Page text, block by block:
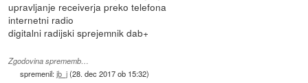
upravljanje receiverja preko telefona
internetni radio
digitalni radijski sprejemnik dab+
Zgodovina sprememb…
spremenil:jb_j(28. dec 2017 ob 15:32)